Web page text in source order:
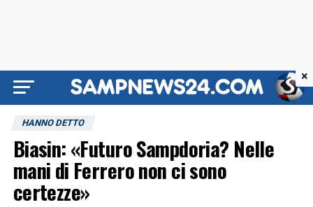
HANNO DETTO
Biasin: «Futuro Sampdoria? Nelle
mani di Ferrero non ci sono
certezze»
×